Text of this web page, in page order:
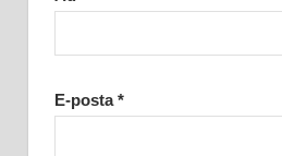
E-posta*